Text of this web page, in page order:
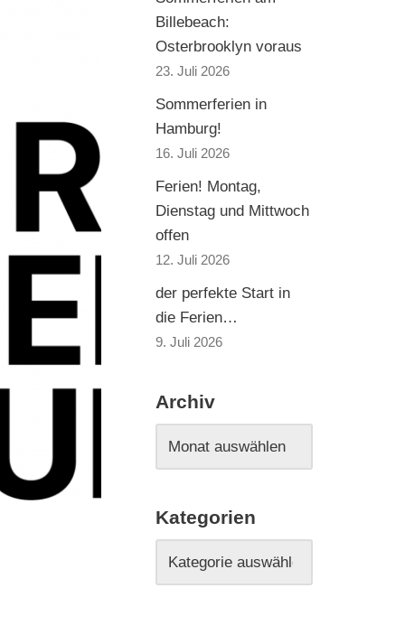
Billebeach:
Osterbrooklyn voraus
23. Juli 2026
Sommerferien in
Hamburg!
16. Juli 2026
Ferien! Montag,
Dienstag und Mittwoch
offen
12. Juli 2026
der perfekte Start in
die Ferien…
9. Juli 2026
Archiv
Kategorien